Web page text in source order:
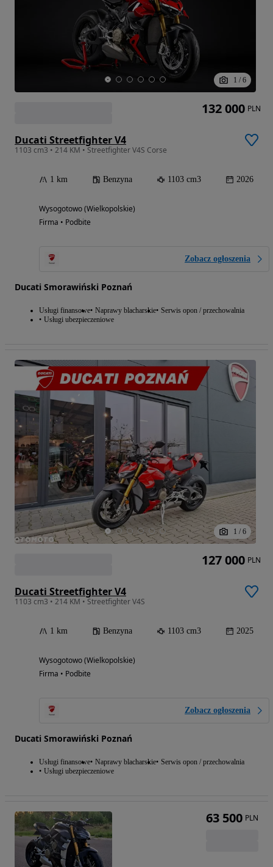
1 / 6
Ducati Streetfighter V4
1103 cm3 • 214 KM • Streetfighter V4S Corse
1 km Benzyna 1103 cm3 2026
Wysogotowo (Wielkopolskie)
Firma • Podbite
Zobacz ogłoszenia
Ducati Smorawiński Poznań
Usługi finansowe Naprawy blacharskie Serwis opon / przechowalnia
Usługi ubezpieczeniowe
132 000 PLN
1 / 6
Ducati Streetfighter V4
1103 cm3 • 214 KM • Streetfighter V4S
1 km Benzyna 1103 cm3 2025
Wysogotowo (Wielkopolskie)
Firma • Podbite
Zobacz ogłoszenia
Ducati Smorawiński Poznań
Usługi finansowe Naprawy blacharskie Serwis opon / przechowalnia
Usługi ubezpieczeniowe
127 000 PLN
63 500 PLN